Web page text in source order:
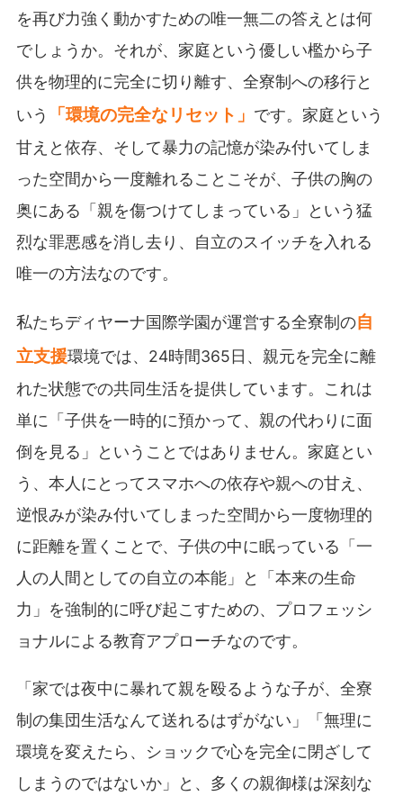
を再び力強く動かすための唯一無二の答えとは何
でしょうか。それが、家庭という優しい檻から子
供を物理的に完全に切り離す、全寮制への移行と
いう
「環境の完全なリセット」 です。家庭という
甘えと依存、そして暴力の記憶が染み付いてしま
った空間から一度離れることこそが、子供の胸の
奥にある「親を傷つけてしまっている」という猛
烈な罪悪感を消し去り、自立のスイッチを入れる
唯一の方法なのです。
私たちディヤーナ国際学園が運営する全寮制の自
立支援環境では、24時間365日、親元を完全に離
れた状態での共同生活を提供しています。これは
単に「子供を一時的に預かって、親の代わりに面
倒を見る」ということではありません。家庭とい
う、本人にとってスマホへの依存や親への甘え、
逆恨みが染み付いてしまった空間から一度物理的
に距離を置くことで、子供の中に眠っている「一
人の人間としての自立の本能」と「本来の生命
力」を強制的に呼び起こすための、プロフェッシ
ョナルによる教育アプローチなのです。
「家では夜中に暴れて親を殴るような子が、全寮
制の集団生活なんて送れるはずがない」「無理に
環境を変えたら、ショックで心を完全に閉ざして
しまうのではないか」と、多くの親御様は深刻な